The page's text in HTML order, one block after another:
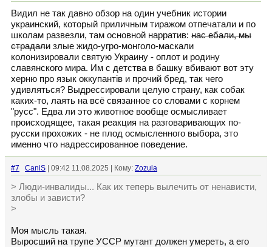
Видил не так давно обзор на один учебник истории
украинский, который приличным тиражом отпечатали и по
школам развезли, там основной нарратив: нас ебали, мы
страдали злые жидо-угро-монголо-маскали
колонизировали святую Украину - оплот и родину
славянского мира. Им с детства в башку вбивают вот эту
херню про язык оккупантiв и прочий бред, так чего
удивляться? Выдрессировали целую страну, как собак
каких-то, лаять на всё связанное со словами с корнем
"русс". Едва ли это животное вообще осмысливает
происходящее, такая реакция на разговаривающих по-
русски прохожих - не плод осмысленного выбора, это
именно что надрессированное поведение.
#7 CaniS | 09:42 11.08.2025 | Кому: Zozula
> Люди-инвалиды... Как их теперь вылечить от ненависти,
злобы и зависти?
>
Моя мысль такая.
Выросший на трупе УССР мутант должен умереть, а его